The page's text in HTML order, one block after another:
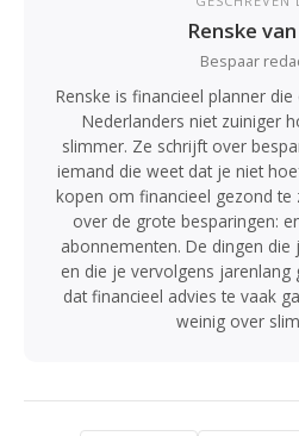
Renske
Bespaar
Renske is financieel planner
Nederlanders niet zuiniger
slimmer. Ze schrijft over
iemand die weet dat je niet
kopen om financieel gezond te
over de grote besparingen:
abonnementen. De dingen
en die je vervolgens jarenlang
dat financieel advies te vaak
weinig over